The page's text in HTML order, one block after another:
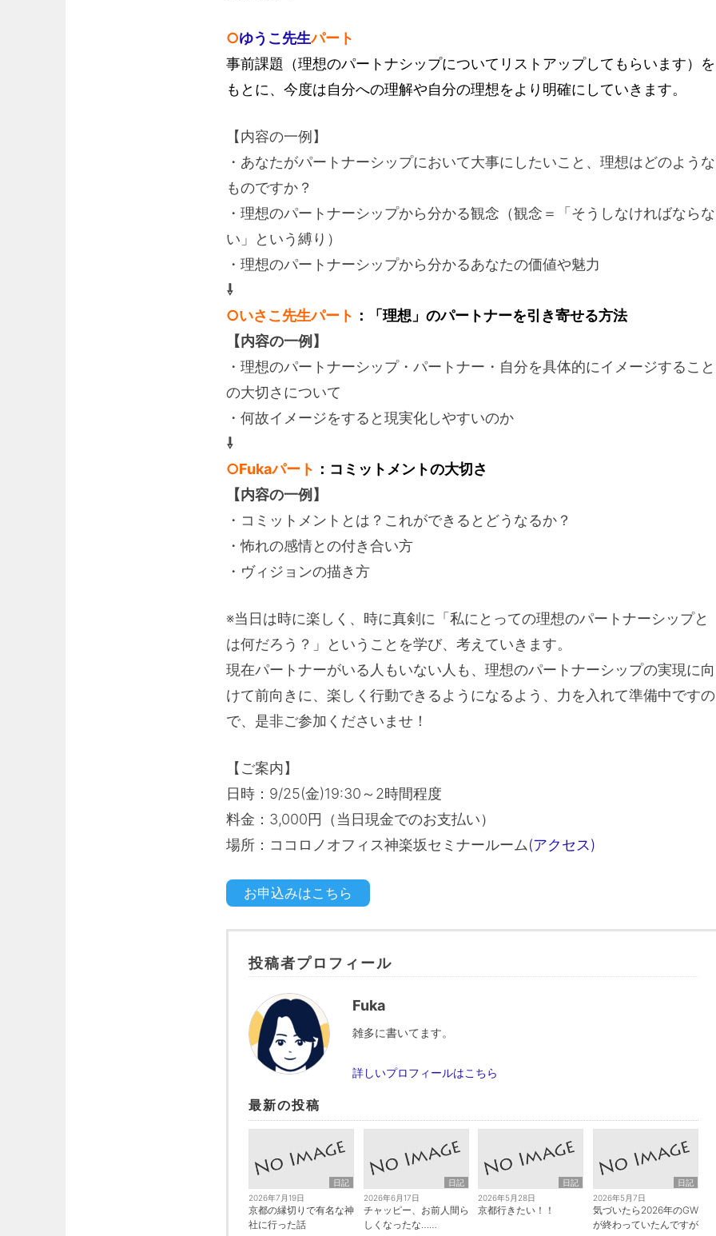
○ゆうこ先生パート
事前課題（理想のパートナシップについてリストアップしてもらいます）を
もとに、今度は自分への理解や自分の理想をより明確にしていきます。
【内容の一例】
・あなたがパートナーシップにおいて大事にしたいこと、理想はどのような
ものですか？
・理想のパートナーシップから分かる観念（観念＝「そうしなければならな
い」という縛り）
・理想のパートナーシップから分かるあなたの価値や魅力
⇩
○いさこ先生パート ：「理想」のパートナーを引き寄せる方法
【内容の一例】
・理想のパートナーシップ・パートナー・自分を具体的にイメージすること
の大切さについて
・何故イメージをすると現実化しやすいのか
⇩
○Fukaパート ：コミットメントの大切さ
【内容の一例】
・コミットメントとは？これができるとどうなるか？
・怖れの感情との付き合い方
・ヴィジョンの描き方
※当日は時に楽しく、時に真剣に「私にとっての理想のパートナーシップと
は何だろう？」ということを学び、考えていきます。
現在パートナーがいる人もいない人も、理想のパートナーシップの実現に向
けて前向きに、楽しく行動できるようになるよう、力を入れて準備中ですの
で、是非ご参加くださいませ！
【ご案内】
日時：9/25(金)19:30～2時間程度
料金：3,000円（当日現金でのお支払い）
場所：ココロノオフィス神楽坂セミナールーム(アクセス)
お申込みはこちら
投稿者プロフィール
Fuka
雑多に書いてます。
詳しいプロフィールはこちら
最新の投稿
日記
2026年7月19日
京都の縁切りで有名な神
社に行った話
日記
2026年6月17日
チャッピー、お前人間ら
しくなったな……
日記
2026年5月28日
京都行きたい！！
日記
2026年5月7日
気づいたら2026年のGW
が終わっていたんですが